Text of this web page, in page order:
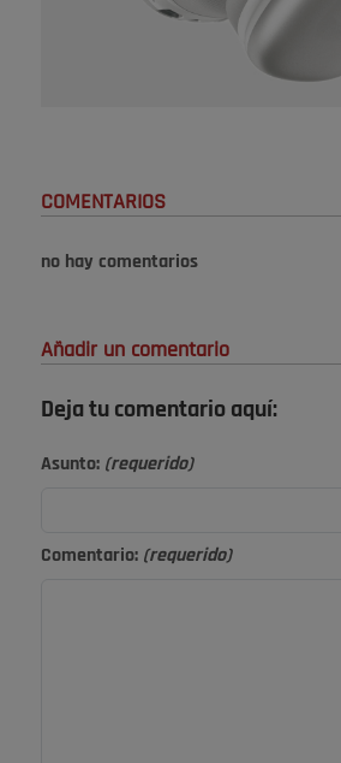
COMENTARIOS
no hay comentarios
Añadir un comentario
Deja tu comentario aquí:
Asunto: (requerido)
Comentario: (requerido)